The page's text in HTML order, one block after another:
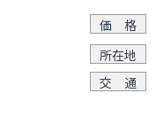
価 格
所在地
交 通